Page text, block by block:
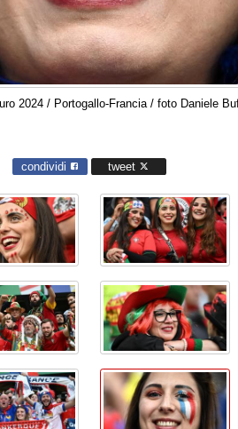
2024 / Portogallo-Francia / foto Daniele
condividi tweet